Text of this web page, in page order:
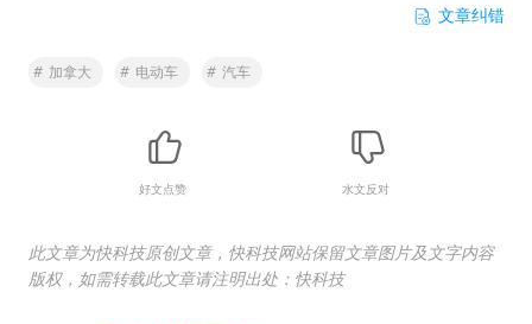
文章纠错
# 加拿大 # 电动车 # 汽车
好文点赞 水文反对
此文章为快科技原创文章，快科技网站保留文章图片及文字内容
版权，如需转载此文章请注明出处：快科技